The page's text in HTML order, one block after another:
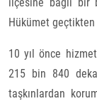
Hükümet geçtikten
10 yıl önce
215 bin 840
taşkınlardan